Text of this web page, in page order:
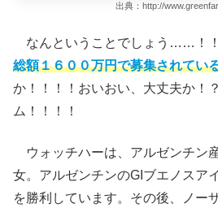
出典：http://
なんということでしょう……！！
総額１６００万円で募集されてい
か！！！！おいおい、大丈夫か！
ム！！！！
ウォッチハーは、アルゼンチン
女。アルゼンチンのGIブエノスア
を勝利しています。その後、ノー